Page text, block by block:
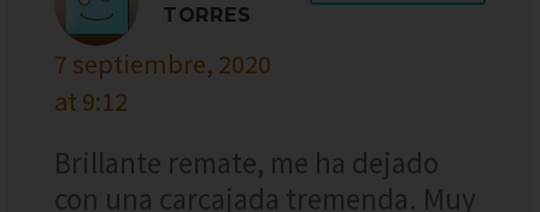
TORRES
7 septiembre, 2020
at 9:12
Brillante remate, me ha dejado
con una carcajada tremenda. Muy